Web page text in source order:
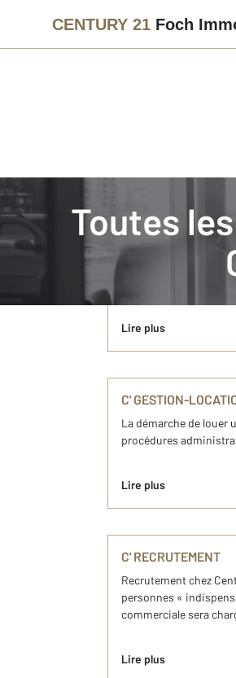
CENTURY 21 Foch
Toutes
Cette semaine est
PLAN » définissant
Lire plus
C' GESTION-
La démarche de louer
procédures
Lire plus
C' RECRUTEMENT
Recrutement chez
personnes «
commerciale sera
Lire plus